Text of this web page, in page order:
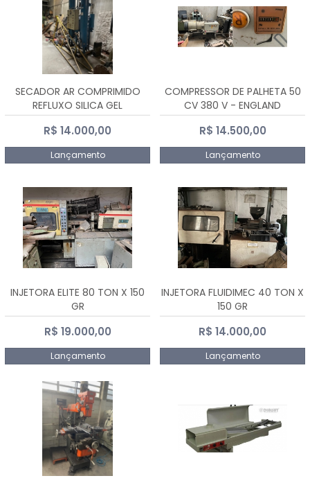
SECADOR AR COMPRIMIDO
REFLUXO SILICA GEL
R$ 14.000,00
Lançamento
COMPRESSOR DE PALHETA 50
CV 380 V - ENGLAND
R$ 14.500,00
Lançamento
INJETORA ELITE 80 TON X 150
GR
R$ 19.000,00
Lançamento
INJETORA FLUIDIMEC 40 TON X
150 GR
R$ 14.000,00
Lançamento